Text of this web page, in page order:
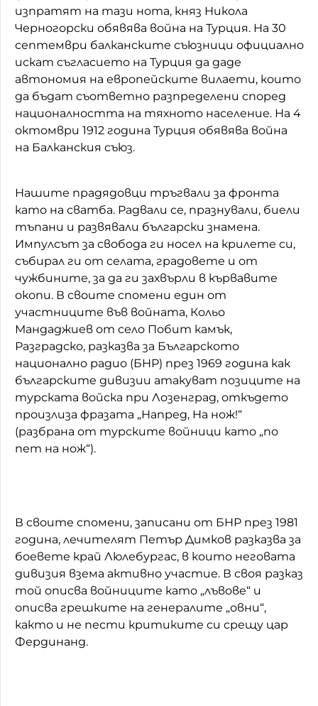
изпратят на тази нота, княз Никола
Черногорски обявява война на Турция. На 30
септември балканските съюзници официално
искат съгласието на Турция да даде
автономия на европейските вилаети, които
да бъдат съответно разпределени според
националността на тяхното население. На 4
октомври 1912 година Турция обявява война
на Балканския съюз.
Нашите прадядовци тръгвали за фронта
като на сватба. Радвали се, празнували, биели
тъпани и развявали български знамена.
Импулсът за свобода ги носел на крилете си,
събирал ги от селата, градовете и от
чужбините, за да ги захвърли в кървавите
окопи. В своите спомени един от
участниците във войната, Кольо
Мандаджиев от село Побит камък,
Разградско, разказва за Българското
национално радио (БНР) през 1969 година как
българските дивизии атакуват позиците на
турската войска при Лозенград, откъдето
произлиза фразата „Напред, На нож!“
(разбрана от турските войници като „по
пет на нож“).
В своите спомени, записани от БНР през 1981
година, лечителят Петър Димков разказва за
боевете край Люлебургас, в които неговата
дивизия взема активно участие. В своя разказ
той описва войниците като „лъвове“ и
описва грешките на генералите „овни“,
както и не пести критиките си срещу цар
Фердинанд.